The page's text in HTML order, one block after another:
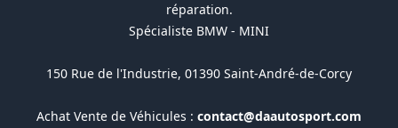
réparation.
Spécialiste BMW - MINI
150 Rue de l'Industrie, 01390 Saint-André-de-Corcy
Achat Vente de Véhicules : contact@daautosport.com